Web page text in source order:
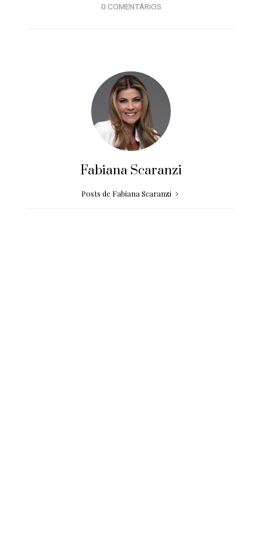
0 COMENTÁRIOS
Fabiana Scaranzi
Posts de Fabiana Scaranzi